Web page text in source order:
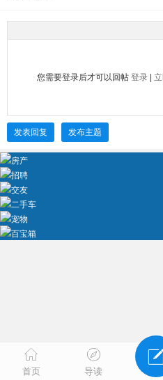
您需要登录后才可以回帖 登录|
发表回复 发布主题
房产
招聘
交友
二手车
宠物
百宝箱
首页 导读